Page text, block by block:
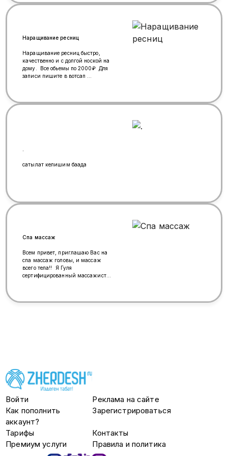
Studio «Эмма»( Азалия) 📲 Запись
записаться!!!!
Наращивание ресниц
Наращивание ресниц быстро,
качественно и с долгой ноской на
дому. Все обьемы по 2000₽ Для
записи пишите в вотсап
сатылат келишим баада
Спа массаж
Всем привет, приглашаю Вас на
спа массаж головы, и массаж
всего тела!! Я Гуля
сертифицированный массажист
Войти
Реклама на сайте
Как пополнить
аккаунт?
Зарегистрироваться
Тарифы
Контакты
Премиум услуги
Правила и политика